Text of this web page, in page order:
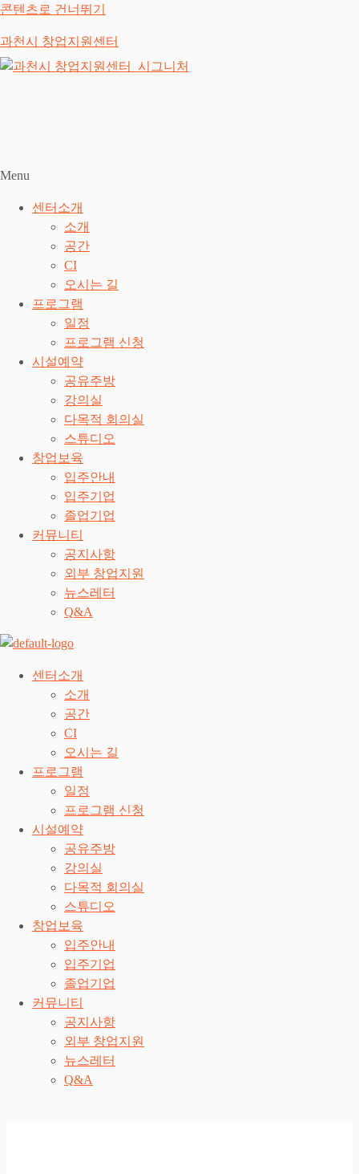
콘텐츠로 건너뛰기
과천시 창업지원센터
Menu
센터소개
소개
공간
CI
오시는 길
프로그램
일정
프로그램 신청
시설예약
공유주방
강의실
다목적 회의실
스튜디오
창업보육
입주안내
입주기업
졸업기업
커뮤니티
공지사항
외부 창업지원
뉴스레터
Q&A
센터소개
소개
공간
CI
오시는 길
프로그램
일정
프로그램 신청
시설예약
공유주방
강의실
다목적 회의실
스튜디오
창업보육
입주안내
입주기업
졸업기업
커뮤니티
공지사항
외부 창업지원
뉴스레터
Q&A